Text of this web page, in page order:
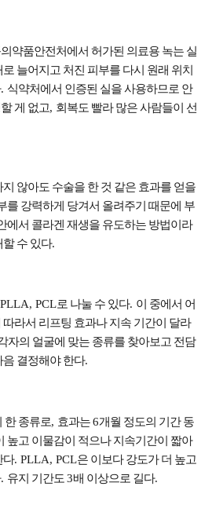
약품안전처에서 허가된 의료용 녹는 실
늘어지고 처진 피부를 다시 원래 위치
. 식약처에서 인증된 실을 사용하므로 안
게 없고, 회복도 빨라 많은 사람들이 선
않아도 수술을 한 것 같은 효과를 얻을
를 강력하게 당겨서 올려주기 때문에 부
에서 콜라겐 재생을 유도하는 방법이라
할 수 있다.
PCL로 나눌 수 있다. 이 중에서 어
라서 리프팅 효과나 지속 기간이 달라
자의 얼굴에 맞는 종류를 찾아보고 전담
결정해야 한다.
한 종류로, 효과는6개월 정도의 기간 동
높고 이물감이 적으나 지속기간이 짧아
다. PLLA, PCL은 이보다 강도가 더 높고
. 유지 기간도 3배 이상으로 길다.